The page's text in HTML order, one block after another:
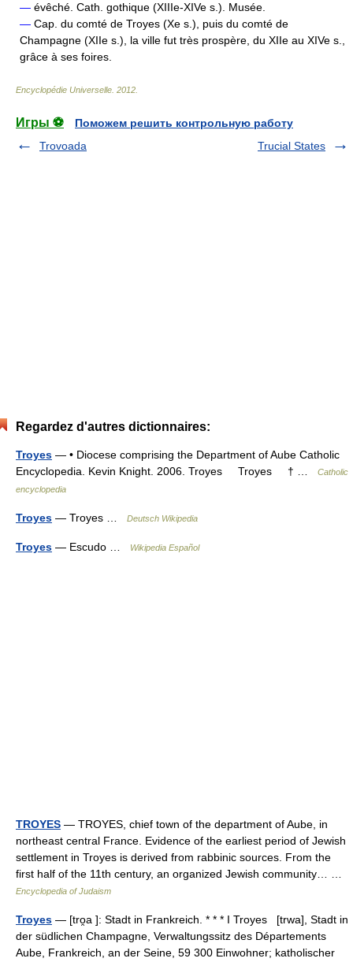
— évêché. Cath. gothique (XIIIe-XIVe s.). Musée.
— Cap. du comté de Troyes (Xe s.), puis du comté de
Champagne (XIIe s.), la ville fut très prospère, du XIIe au XIVe s.,
grâce à ses foires.
Encyclopédie Universelle 2012
Игры ⚽
Поможем решить контрольную работу
Trovoada
Trucial States
Regardez d'autres dictionnaires:
Troyes — • Diocese comprising the Department of Aube Catholic
Encyclopedia. Kevin Knight. 2006. Troyes Troyes † …
Catholic
encyclopedia
Troyes — Troyes … Deutsch Wikipedia
Troyes — Escudo … Wikipedia Español
TROYES — TROYES, chief town of the department of Aube, in
northeast central France. Evidence of the earliest period of Jewish
settlement in Troyes is derived from rabbinic sources. From the
first half of the 11th century, an organized Jewish community… …
Encyclopedia of Judaism
Troyes — [tro̯a ]: Stadt in Frankreich. * * * I Troyes [trwa], Stadt in
der südlichen Champagne, Verwaltungssitz des Départements
Aube, Frankreich, an der Seine, 59 300 Einwohner; katholischer